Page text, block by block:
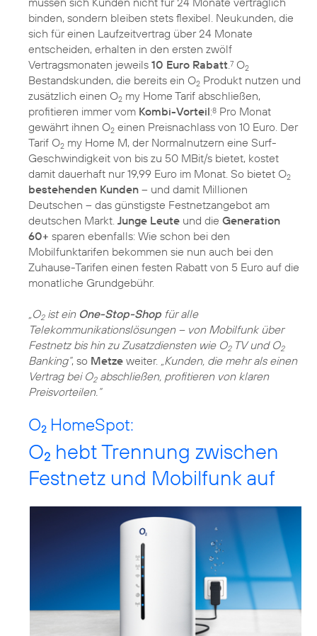
binden, sondern bleiben stets flexibel. Neukunden, die
sich für einen Laufzeitvertrag über 24 Monate
entscheiden, erhalten in den ersten zwölf
Vertragsmonaten jeweils 10 Euro Rabatt.7 O2
Bestandskunden, die bereits ein O2 Produkt nutzen und
zusätzlich einen O2 my Home Tarif abschließen,
profitieren immer vom Kombi-Vorteil:8 Pro Monat
gewährt ihnen O2 einen Preisnachlass von 10 Euro. Der
Tarif O2 my Home M, der Normalnutzern eine Surf-
Geschwindigkeit von bis zu 50 MBit/s bietet, kostet
damit dauerhaft nur 19,99 Euro im Monat. So bietet O2
bestehenden Kunden – und damit Millionen
Deutschen – das günstigste Festnetzangebot am
deutschen Markt. Junge Leute und die Generation
60+ sparen ebenfalls: Wie schon bei den
Mobilfunktarifen bekommen sie nun auch bei den
Zuhause-Tarifen einen festen Rabatt von 5 Euro auf die
monatliche Grundgebühr.
„O2ist ein One-Stop-Shop für alle
Telekommunikationslösungen – von Mobilfunk über
Festnetz bis hin zu Zusatzdiensten wie O2TV und O2
Banking“, so Metze weiter. „Kunden, die mehr als einen
Vertrag bei O2abschließen, profitieren von klaren
Preisvorteilen.“
O2 HomeSpot:
O2 hebt Trennung zwischen
Festnetz und Mobilfunk auf